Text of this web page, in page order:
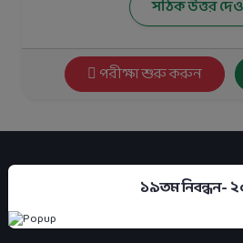
সঠিক উত্তর
পরীক্ষা শুরু করুন
Plot:3, Road:1, Rupayan Lotifa Samsuddin
১৯তম নিবন্ধন-